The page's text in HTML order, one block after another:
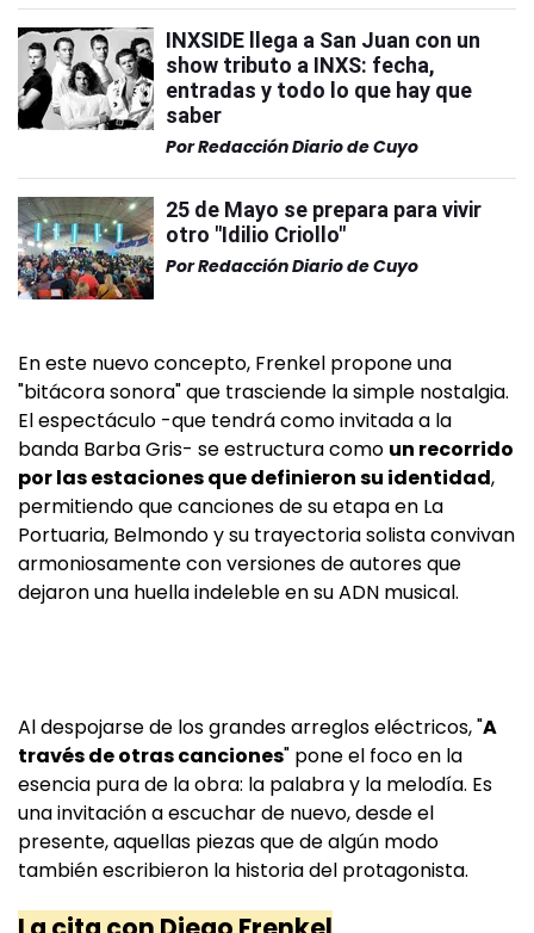
INXSIDE llega a San Juan con un
show tributo a INXS: fecha,
entradas y todo lo que hay que
saber
PorRedacción Diario de Cuyo
25 de Mayo se prepara para vivir
otro "Idilio Criollo"
PorRedacción Diario de Cuyo
En este nuevo concepto, Frenkel propone una
"bitácora sonora" que trasciende la simple nostalgia.
El espectáculo -que tendrá como invitada a la
banda Barba Gris- se estructura como un recorrido
por las estaciones que definieron su identidad,
permitiendo que canciones de su etapa en La
Portuaria, Belmondo y su trayectoria solista convivan
armoniosamente con versiones de autores que
dejaron una huella indeleble en su ADN musical.
Al despojarse de los grandes arreglos eléctricos, "A
través de otras canciones" pone el foco en la
esencia pura de la obra: la palabra y la melodía. Es
una invitación a escuchar de nuevo, desde el
presente, aquellas piezas que de algún modo
también escribieron la historia del protagonista.